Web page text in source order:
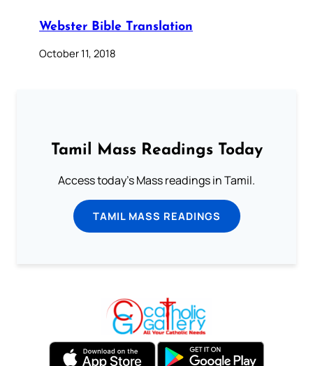
Webster Bible Translation
October 11, 2018
Tamil Mass Readings Today
Access today's Mass readings in Tamil.
TAMIL MASS READINGS